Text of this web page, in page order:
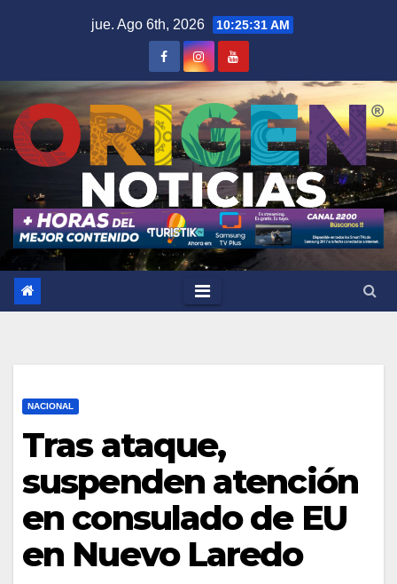
jue. Ago 6th, 2026 10:25:32 AM
NACIONAL
Tras ataque,
suspenden atención
en consulado de EU
en Nuevo Laredo